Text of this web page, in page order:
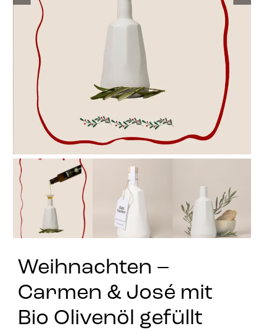
Stay in Touch
Weihnachten –
Carmen & José mit
Bio Olivenöl gefüllt